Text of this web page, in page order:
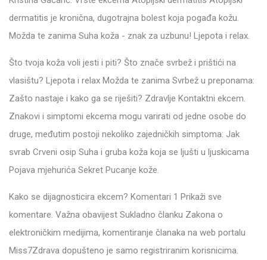
dermatitis je kronična, dugotrajna bolest koja pogađa kožu.
Možda te zanima Suha koža - znak za uzbunu! Ljepota i relax.
Što tvoja koža voli jesti i piti? Što znače svrbež i prištići na
vlasištu? Ljepota i relax Možda te zanima Svrbež u preponama:
Zašto nastaje i kako ga se riješiti? Zdravlje Kontaktni ekcem.
Znakovi i simptomi ekcema mogu varirati od jedne osobe do
druge, međutim postoji nekoliko zajedničkih simptoma: Jak
svrab Crveni osip Suha i gruba koža koja se ljušti u ljuskicama
Pojava mjehurića Sekret Pucanje kože.
Kako se dijagnosticira ekcem? Komentari 1 Prikaži sve
komentare. Važna obavijest Sukladno članku Zakona o
elektroničkim medijima, komentiranje članaka na web portalu
Miss7Zdrava dopušteno je samo registriranim korisnicima.